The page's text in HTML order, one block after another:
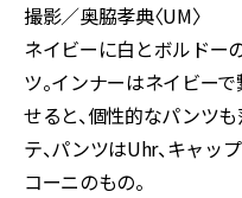
撮影／奥脇孝典〈UM〉
ネイビーに白とボルドー
ツ。インナーはネイビー
せると、個性的なパンツ
テ、パンツはUhr、キャッ
コーニのもの。